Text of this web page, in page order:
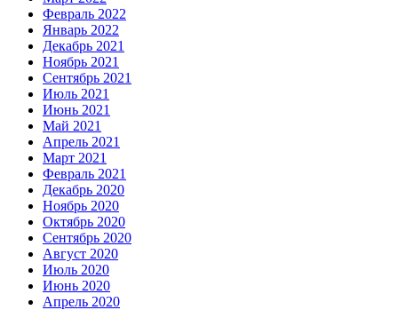
Февраль 2022
Январь 2022
Декабрь 2021
Ноябрь 2021
Сентябрь 2021
Июль 2021
Июнь 2021
Май 2021
Апрель 2021
Март 2021
Февраль 2021
Декабрь 2020
Ноябрь 2020
Октябрь 2020
Сентябрь 2020
Август 2020
Июль 2020
Июнь 2020
Апрель 2020